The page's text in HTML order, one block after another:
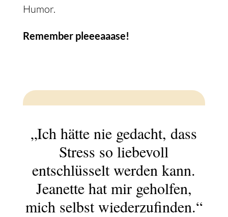
Humor.
Remember pleeeaaase!
„Ich hätte nie gedacht, dass
Stress so liebevoll
entschlüsselt werden kann.
Jeanette hat mir geholfen,
mich selbst wiederzufinden.“